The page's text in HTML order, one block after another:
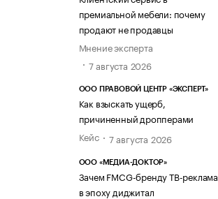
премиальной мебели: почему
продают не продавцы
Мнение эксперта
7 августа 2026
ООО ПРАВОВОЙ ЦЕНТР «ЭКСПЕРТ»
Как взыскать ущерб,
причиненный дропперами
Кейс
7 августа 2026
ООО «МЕДИА-ДОКТОР»
Зачем FMCG-бренду ТВ-реклама
в эпоху диджитал